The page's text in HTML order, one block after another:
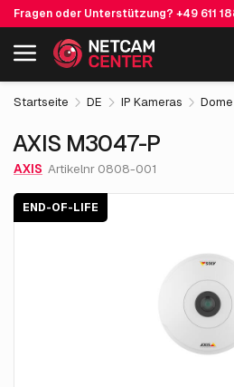
Fragen oder Unterstützung? +49 611
Einschließlich EOL-Produkte
AXIS M3047-P
Startseite DE IP Kameras Dome
AXIS M3047-P
AXIS Artikelnr 0808-001
END-OF-LIFE